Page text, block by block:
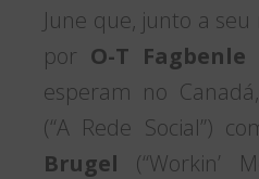
June que, junto a
por O-T Fagbenle
esperam no Canadá,
(“A Rede Social”)
Brugel (“Workin’